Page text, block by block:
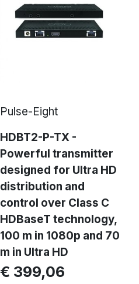
Pulse-Eight
HDBT2-P-TX -
Powerful transmitter
designed for Ultra HD
distribution and
control over Class C
HDBaseT technology,
100 m in 1080p and 70
m in Ultra HD
€ 399,06